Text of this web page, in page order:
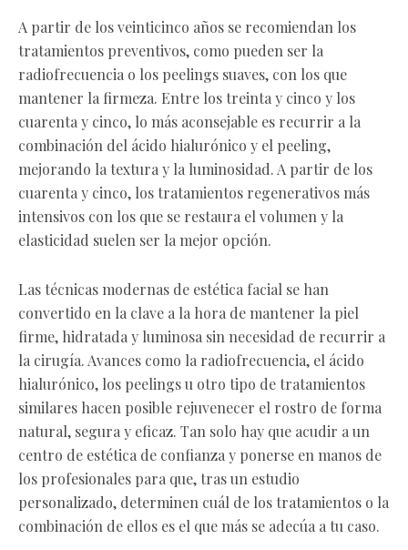
A partir de los veinticinco años se recomiendan los
tratamientos preventivos, como pueden ser la
radiofrecuencia o los peelings suaves, con los que
mantener la firmeza. Entre los treinta y cinco y los
cuarenta y cinco, lo más aconsejable es recurrir a la
combinación del ácido hialurónico y el peeling,
mejorando la textura y la luminosidad. A partir de los
cuarenta y cinco, los tratamientos regenerativos más
intensivos con los que se restaura el volumen y la
elasticidad suelen ser la mejor opción.
Las técnicas modernas de estética facial se han
convertido en la clave a la hora de mantener la piel
firme, hidratada y luminosa sin necesidad de recurrir a
la cirugía. Avances como la radiofrecuencia, el ácido
hialurónico, los peelings u otro tipo de tratamientos
similares hacen posible rejuvenecer el rostro de forma
natural, segura y eficaz. Tan solo hay que acudir a un
centro de estética de confianza y ponerse en manos de
los profesionales para que, tras un estudio
personalizado, determinen cuál de los tratamientos o la
combinación de ellos es el que más se adecúa a tu caso.